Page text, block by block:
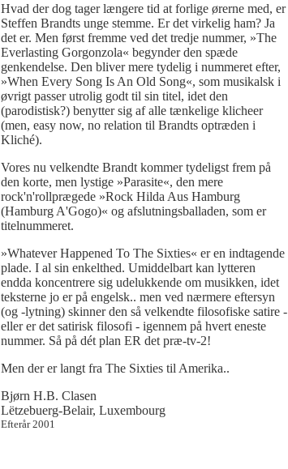
Hvad der dog tager længere tid at forlige ørerne med, er
Steffen Brandts unge stemme. Er det virkelig ham? Ja
det er. Men først fremme ved det tredje nummer, »The
Everlasting Gorgonzola« begynder den spæde
genkendelse. Den bliver mere tydelig i nummeret efter,
»When Every Song Is An Old Song«, som musikalsk i
øvrigt passer utrolig godt til sin titel, idet den
(parodistisk?) benytter sig af alle tænkelige klicheer
(men, easy now, no relation til Brandts optræden i
Kliché).
Vores nu velkendte Brandt kommer tydeligst frem på
den korte, men lystige »Parasite«, den mere
rock'n'rollprægede »Rock Hilda Aus Hamburg
(Hamburg A'Gogo)« og afslutningsballaden, som er
titelnummeret.
»Whatever Happened To The Sixties« er en indtagende
plade. I al sin enkelthed. Umiddelbart kan lytteren
endda koncentrere sig udelukkende om musikken, idet
teksterne jo er på engelsk.. men ved nærmere eftersyn
(og -lytning) skinner den så velkendte filosofiske satire -
eller er det satirisk filosofi - igennem på hvert eneste
nummer. Så på dét plan ER det præ-tv-2!
Men der er langt fra The Sixties til Amerika..
Bjørn H.B. Clasen
Lëtzebuerg-Belair, Luxembourg
Efterår 2001